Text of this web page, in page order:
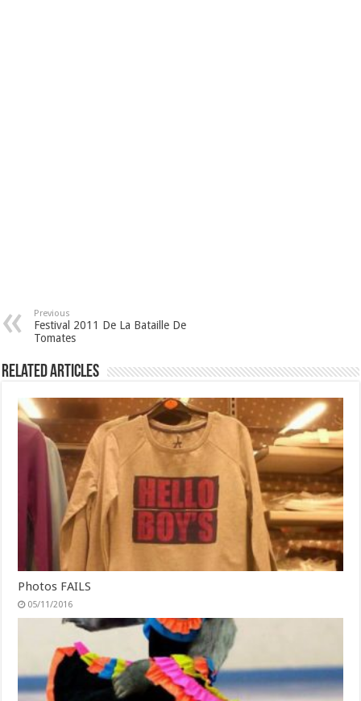
Previous
Festival 2011 De La Bataille De
Tomates
Related Articles
Photos FAILS
05/11/2016